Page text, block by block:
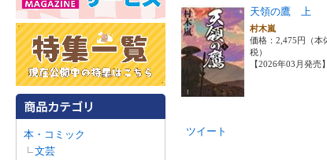
本・コミック
文芸
天領の鷹 上
村木嵐
価格：2,475円（本
税）
【2026年03月発売】
ツイート